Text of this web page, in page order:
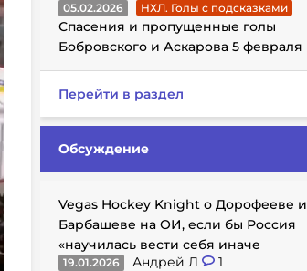
05.02.2026 НХЛ. Голы с подсказками
Спасения и пропущенные голы
Бобровского и Аскарова 5 февраля
Перейти в раздел
Обсуждение
Vegas Hockey Knight о Дорофееве и
Барбашеве на ОИ, если бы Россия
«научилась вести себя иначе
19.01.2026 Андрей Л 1